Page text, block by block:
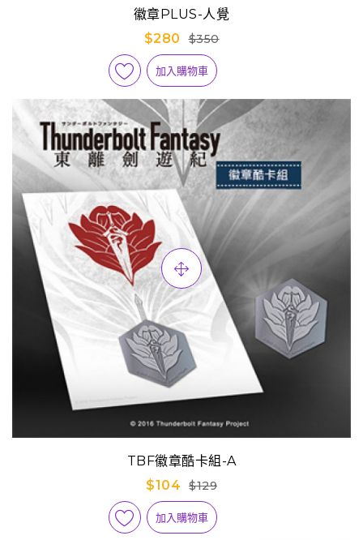
徽章PLUS-人覺
$280
$350
加入購物車
TBF徽章酷卡組-A
$104
$129
加入購物車